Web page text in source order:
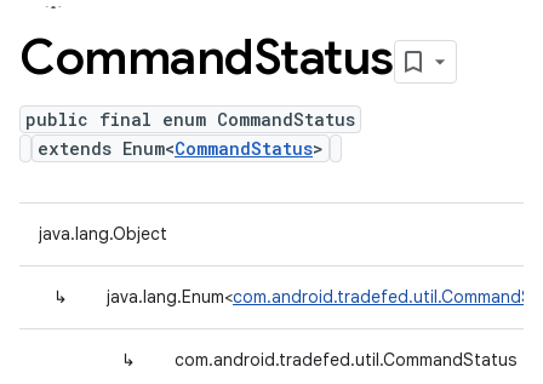
CommandStatus
public final enum CommandStatus
extends Enum<CommandStatus>
java.lang.Object
↳ java.lang.Enum<
↳ com.android.tradefed.util.CommandStatus